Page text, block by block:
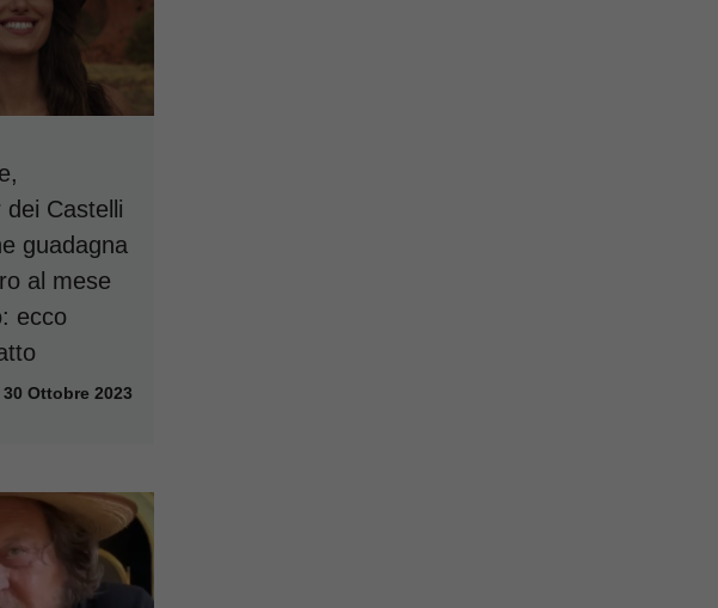
dei Castelli
guadagna
al mese
ecco
30 Ottobre 2023